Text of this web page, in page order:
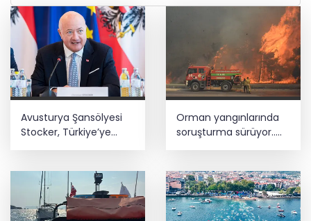
Avusturya Şansölyesi
Stocker, Türkiye’ye
Orman yangınlarında
soruşturma sürüyor..